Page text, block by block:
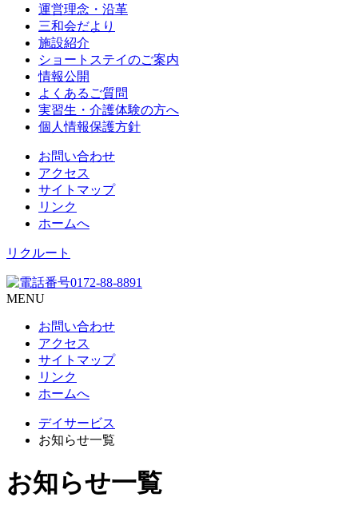
運営理念・沿革
三和会だより
施設紹介
ショートステイのご案内
情報公開
よくあるご質問
実習生・介護体験の方へ
個人情報保護方針
お問い合わせ
アクセス
サイトマップ
リンク
ホームへ
リクルート
MENU
お問い合わせ
アクセス
サイトマップ
リンク
ホームへ
デイサービス
お知らせ一覧
お知らせ一覧